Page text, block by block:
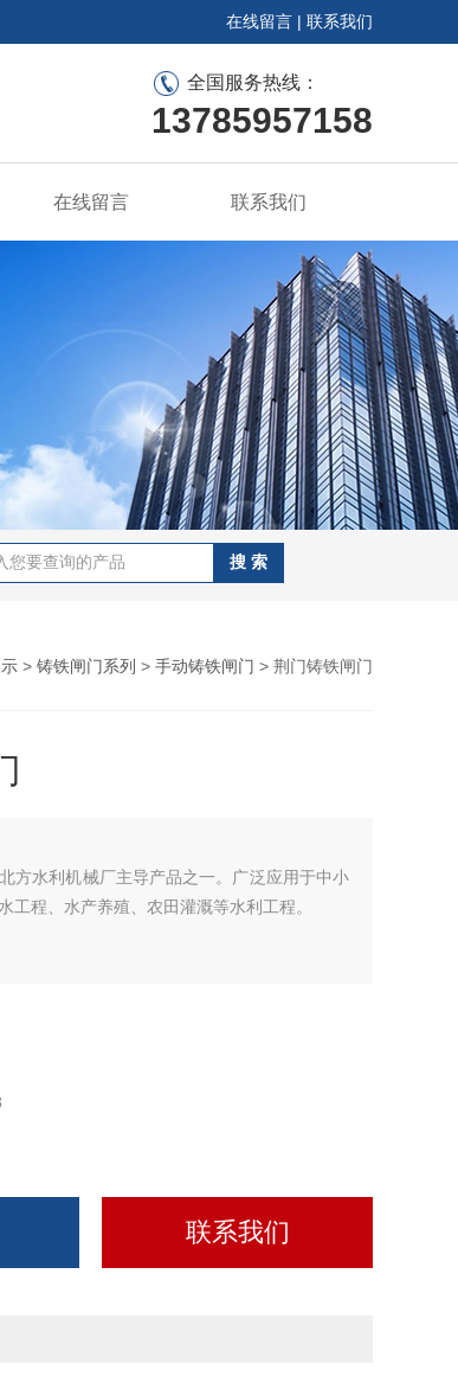
在线留言 | 联系我们
全国服务热线：
13785957158
在线留言 联系我们
> 铸铁闸门系列 > 手动铸铁闸门 > 荆门铸铁闸门
方水利机械厂主导产品之一。广泛应用于中小
工程、水产养殖、农田灌溉等水利工程。
联系我们